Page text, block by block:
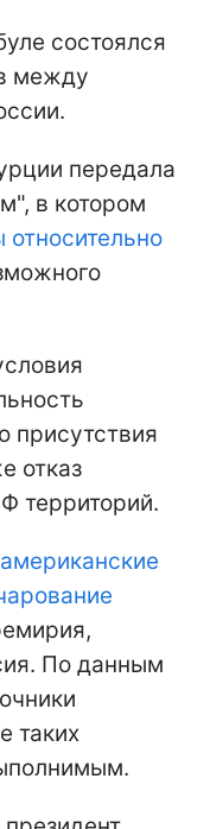
состоялся
между
передала
в котором
присутствия
отказ
территорий.
американские
По данным
таких